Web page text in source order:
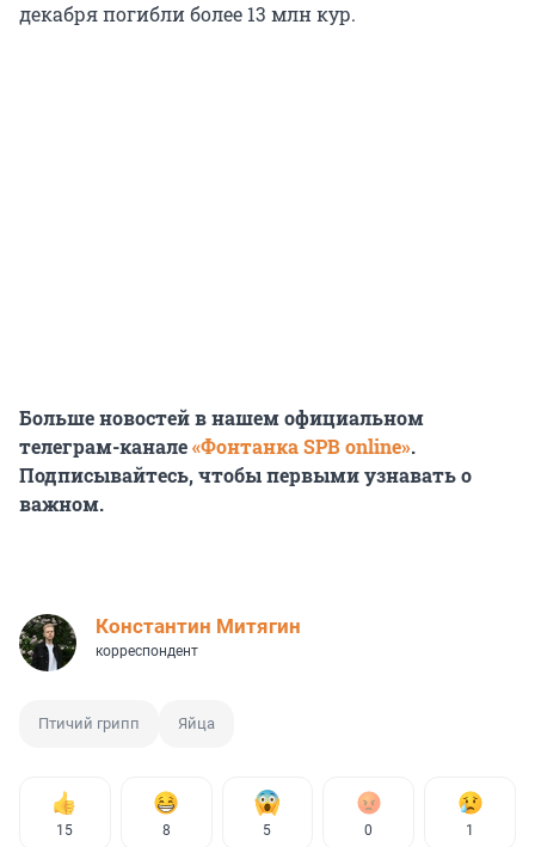
декабря погибли более 13 млн кур.
Больше новостей в нашем официальном
телеграм-канале«Фонтанка SPB online».
Подписывайтесь, чтобы первыми узнавать о
важном.
Константин Митягин
корреспондент
Птичий грипп Яйца
15 8 5 0 1